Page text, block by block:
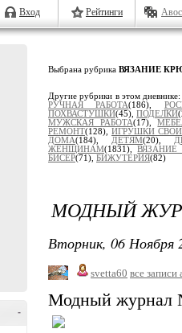
Вход Рейтинги
-
Выбрана рубрика ВЯЗАНИЕ
Другие рубрики в этом
РУЧНАЯ РАБОТА(186),
ПОХВАСТУШКИ(45),ПОДЕЛКИ
МУЖСКАЯ РАБОТА(17),
РЕМОНТ(128), ИГРУШКИ
ДОМА(184), ДЕТЯМ(20),
ЖЕНЩИНАМ(1831),ВЯЗАНИЕ
БИСЕР(71), БИЖУТЕРИЯ(82)
МОДНЫЙ
Вторник, 06 Ноября
svetta60 все записи
Модный журнал